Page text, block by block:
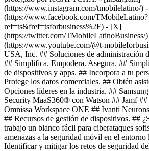
(https://www.instagram.com/tmobilelatino/)
(https://www.facebook.com/TMobileLatino?
ref=ts&fref=tsforbusiness%2F) - [X]
(https://twitter.com/TMobileLatinoBusiness/
(https://www.youtube.com/@t-
USA, Inc. ## Soluciones de administración
## Simplifica. Empodera. Asegura. ##
de dispositivos y apps. ## Incorpora a tu
Protege los datos comerciales. ## Obtén
Opciones líderes en la industria. ##
Security MaaS360® con Watson ## Jamf
Omnissa Workspace ONE ## Ivanti
## Recursos de gestión de dispositivos. ##
trabajo un blanco fácil para ciberataques
amenazas a la seguridad móvil en el
Identificar y mitigar los retos de seguridad